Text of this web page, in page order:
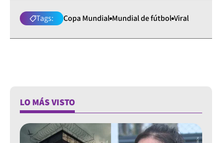
Tags: Copa Mundial Mundial de fútbol Viral
LO MÁS VISTO